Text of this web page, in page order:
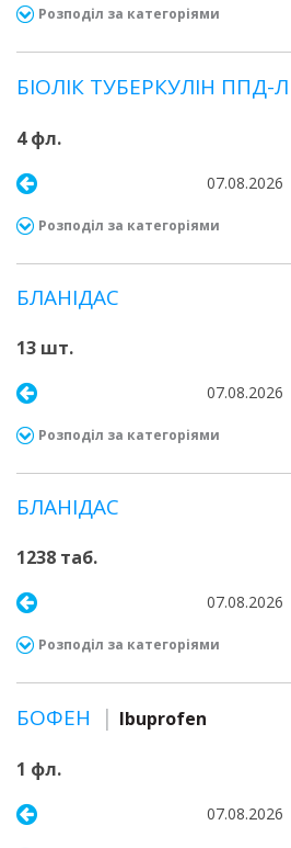
Розподіл за категоріями
БІОЛІК ТУБЕРКУЛІН ППД-Л
4 фл.
07.08.2026
Розподіл за категоріями
БЛАНІДАС
13 шт.
07.08.2026
Розподіл за категоріями
БЛАНІДАС
1238 таб.
07.08.2026
Розподіл за категоріями
БОФЕН Ibuprofen
1 фл.
07.08.2026